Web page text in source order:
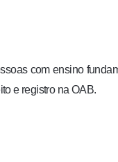
com ensino
e registro na OAB.